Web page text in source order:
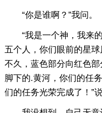
“你是谁啊？”我问。
“我是一个神，我来的
五个人，你们眼前的星
不久，蓝色部分向红色
脚下的.黄河，你们的任
们的任务光荣完成了！”